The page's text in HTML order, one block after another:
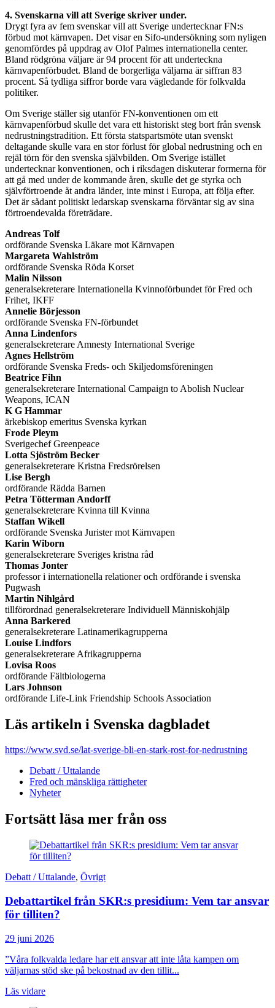
4. Svenskarna vill att Sverige skriver under.
Drygt fyra av fem svenskar vill att Sverige undertecknar FN:s
förbud mot kärnvapen. Det visar en Sifo-undersökning som nyligen
genomfördes på uppdrag av Olof Palmes internationella center.
Bland rödgröna väljare är 94 procent för att underteckna
kärnvapenförbudet. Bland de borgerliga väljarna är siffran 83
procent. Så tydliga siffror borde vara vägledande för folkvalda
politiker.
Om Sverige ställer sig utanför FN-konventionen om ett
kärnvapenförbud skulle det vara ett historiskt steg bort från svensk
nedrustningstradition. Ett första statspartsmöte utan svenskt
deltagande skulle vara en stor förlust för global nedrustning och en
rejäl törn för den svenska självbilden. Om Sverige istället
undertecknar konventionen, och i riksdagen diskuterar formerna för
att gå med under de kommande åren, skulle det ge styrka och
självförtroende åt andra länder, inte minst i Europa, att följa efter.
Det är sådant politiskt ledarskap svenskarna förväntar sig av sina
förtroendevalda företrädare.
Andreas Tolf
ordförande Svenska Läkare mot Kärnvapen
Margareta Wahlström
ordförande Svenska Röda Korset
Malin Nilsson
generalsekreterare Internationella Kvinnoförbundet för Fred och
Frihet, IKFF
Annelie Börjesson
ordförande Svenska FN-förbundet
Anna Lindenfors
generalsekreterare Amnesty International Sverige
Agnes Hellström
ordförande Svenska Freds- och Skiljedomsföreningen
Beatrice Fihn
generalsekreterare International Campaign to Abolish Nuclear
Weapons, ICAN
K G Hammar
ärkebiskop emeritus Svenska kyrkan
Frode Pleym
Sverigechef Greenpeace
Lotta Sjöström Becker
generalsekreterare Kristna Fredsrörelsen
Lise Bergh
ordförande Rädda Barnen
Petra Tötterman Andorff
generalsekreterare Kvinna till Kvinna
Staffan Wikell
ordförande Svenska Jurister mot Kärnvapen
Karin Wiborn
generalsekreterare Sveriges kristna råd
Thomas Jonter
professor i internationella relationer och ordförande i svenska
Pugwash
Martin Nihlgård
tillförordnad generalsekreterare Individuell Människohjälp
Anna Barkered
generalsekreterare Latinamerikagrupperna
Louise Lindfors
generalsekreterare Afrikagrupperna
Lovisa Roos
ordförande Fältbiologerna
Lars Johnson
ordförande Life-Link Friendship Schools Association
Läs artikeln i Svenska dagbladet
https://www.svd.se/lat-sverige-bli-en-stark-rost-for-nedrustning
Debatt / Uttalande
Fred och mänskliga rättigheter
Nyheter
Fortsätt läsa mer från oss
Debatt / Uttalande, Övrigt
Debattartikel från SKR:s presidium: Vem tar ansvar
för tilliten?
29 juni 2026
”Våra folkvalda ledare har ett ansvar att inte låta kampen om
väljarnas stöd ske på bekostnad av den tillit...
Läs vidare